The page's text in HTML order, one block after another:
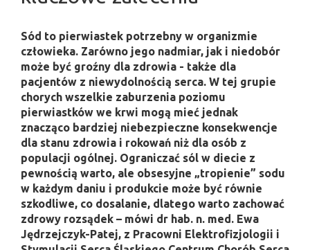
Sód to pierwiastek potrzebny w organizmie
człowieka. Zarówno jego nadmiar, jak i niedobór
może być groźny dla zdrowia - także dla
pacjentów z niewydolnością serca. W tej grupie
chorych wszelkie zaburzenia poziomu
pierwiastków we krwi mogą mieć jednak
znacząco bardziej niebezpieczne konsekwencje
dla stanu zdrowia i rokowań niż dla osób z
populacji ogólnej. Ograniczać sól w diecie z
pewnością warto, ale obsesyjne „tropienie” sodu
w każdym daniu i produkcie może być równie
szkodliwe, co dosalanie, dlatego warto zachować
zdrowy rozsądek – mówi dr hab. n. med. Ewa
Jędrzejczyk-Patej, z Pracowni Elektrofizjologii i